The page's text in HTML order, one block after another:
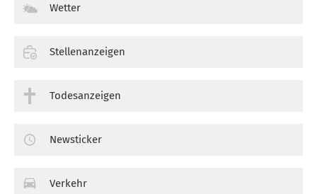
Wetter
Stellenanzeigen
Todesanzeigen
Newsticker
Verkehr